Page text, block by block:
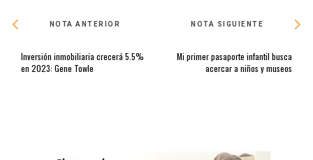
NOTA ANTERIOR
Inversión inmobiliaria crecerá 5.5%
en 2023: Gene Towle
NOTA SIGUIENTE
Mi primer pasaporte infantil busca
acercar a niños y museos